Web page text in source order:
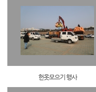
헌옷모으기 행사